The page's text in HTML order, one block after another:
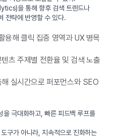
을 통해 향후 검색 트렌드나
전략에 반영할 수 있다.
용해 클릭 집중 영역과 UX 병목
츠 주제별 전환율 및 검색 노출
실시간으로 퍼포먼스와 SEO
을 극대화하고, 빠른 피드백 루프를
구가 아니라, 지속적으로 진화하는